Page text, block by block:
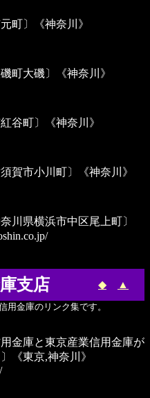
町〕《神奈川》
町大磯〕《神奈川》
谷町〕《神奈川》
賀市小川町〕《神奈川》
川県横浜市中区尾上町〕
支店 ◆ ▲
用金庫のリンク集です。
用金庫と東京産業信用金庫が
《東京,神奈川》